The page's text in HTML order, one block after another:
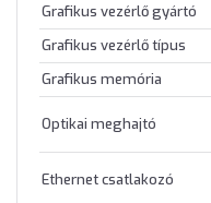
Grafikus vezérlő gyártó
Grafikus vezérlő típus
Grafikus memória
Optikai meghajtó
Ethernet csatlakozó